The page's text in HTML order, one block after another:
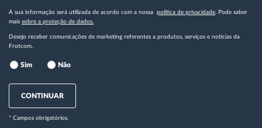
A sua informação será utilizada de acordo com a nossa política de privacidade . Pode saber
mais sobre a proteção de dados.
Desejo receber comunicações de marketing referentes a produtos, serviços e notícias da
Frotcom.
Sim Não
CONTINUAR
* Campos obrigatórios.